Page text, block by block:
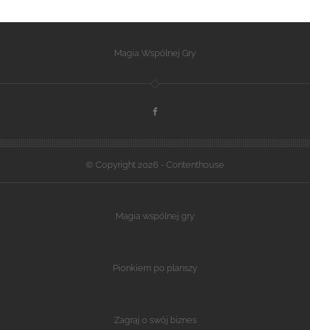
Magia Wspólnej Gry
© Copyright 2026 - Contenthouse
Magia wspólnej gry
Pionkiem po planszy
Zagraj o swój biznes